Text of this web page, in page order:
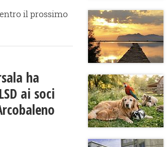
il prossimo
ha
ai soci